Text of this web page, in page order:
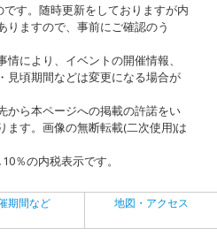
す。随時更新をしておりますが内
りますので、事前にご確認のう
により、イベントの開催情報、
見頃期間などは変更になる場合が
ら本ページへの掲載の許諾をい
ます。画像の無断転載(二次使用)は
％の内税表示です。
期間など 地図・アクセス